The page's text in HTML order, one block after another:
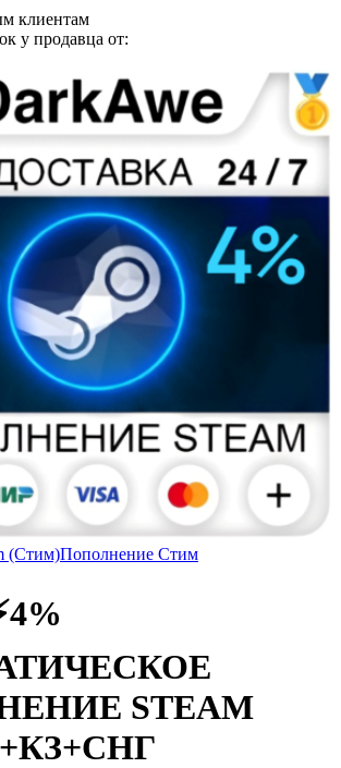
клиентам
у продавца от:
(Стим)Пополнение Стим
STEAM